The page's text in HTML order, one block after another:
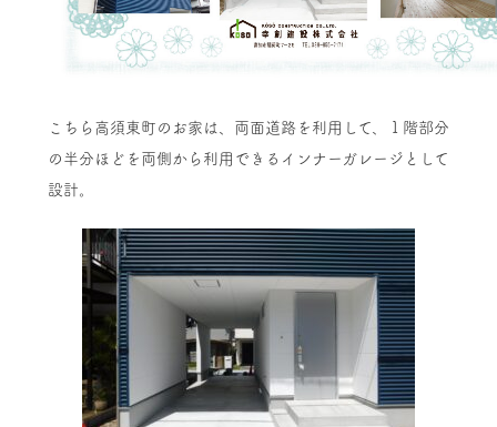
こちら高須東町のお家は、両面道路を利用して、１階部分
の半分ほどを両側から利用できるインナーガレージとして
設計。